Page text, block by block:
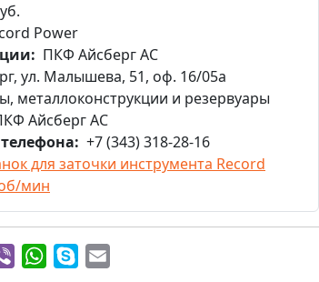
Power
ПКФ Айсберг АС
ул. Малышева, 51, оф. 16/05а
металлоконструкции и резервуары
Айсберг АС
+7 (343) 318-28-16
для заточки инструмента Record
мин
Viber WhatsApp
Skype